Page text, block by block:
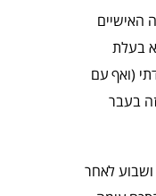
האישיים
בעלת
(ואף עם
בעבר
ושבוע לאחר